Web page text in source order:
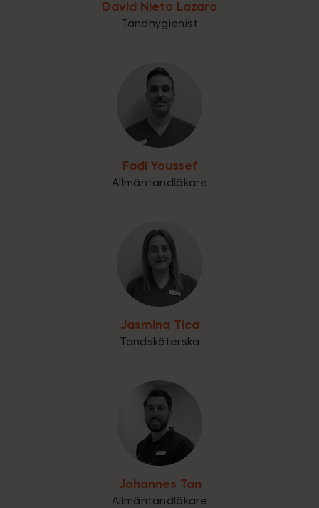
David Nieto Lazaro
Tandhygienist
Fadi Youssef
Allmäntandläkare
Jasmina Tica
Tandsköterska
Johannes Tan
Allmäntandläkare